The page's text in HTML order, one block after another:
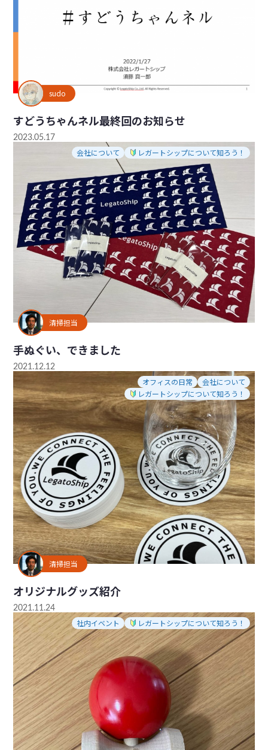
sudo
すどうちゃんネル最終回のお知らせ
2023.05.17
会社について レガートシップについて知ろう！
清掃担当
手ぬぐい、できました
2021.12.12
オフィスの日常
会社について
レガートシップについて知ろう！
清掃担当
オリジナルグッズ紹介
2021.11.24
社内イベント レガートシップについて知ろう！